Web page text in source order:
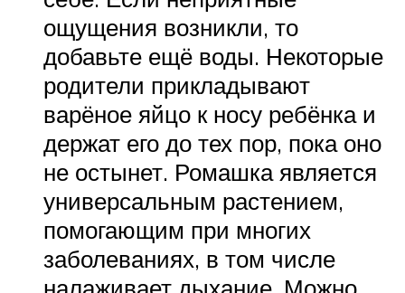
ощущения возникли, то
добавьте ещё воды. Некоторые
родители прикладывают
варёное яйцо к носу ребёнка и
держат его до тех пор, пока оно
не остынет. Ромашка является
универсальным растением,
помогающим при многих
заболеваниях, в том числе